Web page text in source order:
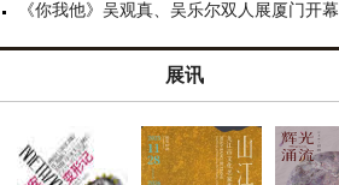
《你我他》吴观真、吴乐尔双人展厦门开幕
展讯